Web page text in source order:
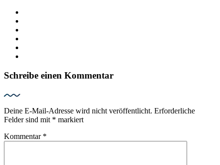
Schreibe einen Kommentar
Deine E-Mail-Adresse wird nicht veröffentlicht. Erforderliche
Felder sind mit * markiert
Kommentar *